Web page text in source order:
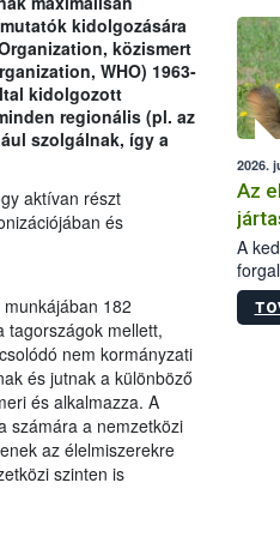
kidolgozására
közismert
WHO) 1963-
kidolgozott
regionális (pl. az
szolgálnak, így a
aktívan részt
és
182
tagországok mellett,
nem kormányzati
és jutnak a különböző
és alkalmazza. A
számára a nemzetközi
az élelmiszerekre
szinten is
2026.
Az
A